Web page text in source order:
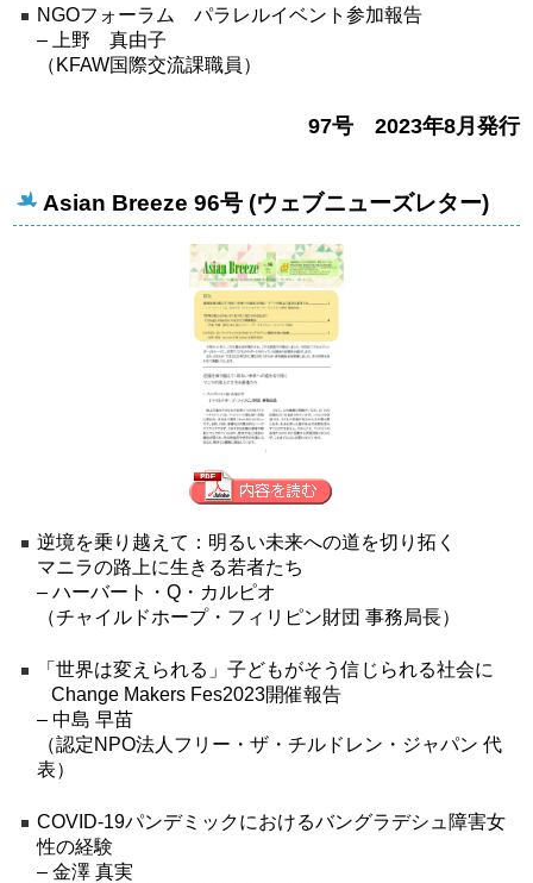
NGOフォーラム パラレルイベント参加報告
– 上野 真由子
（KFAW国際交流課職員）
97号 2023年8月発行
Asian Breeze 96号 (ウェブニューズレター)
逆境を乗り越えて：明るい未来への道を切り拓く
マニラの路上に生きる若者たち
– ハーバート・Q・カルピオ
（チャイルドホープ・フィリピン財団 事務局長）
「世界は変えられる」子どもがそう信じられる社会に
Change Makers Fes2023開催報告
– 中島 早苗
（認定NPO法人フリー・ザ・チルドレン・ジャパン 代
表）
COVID-19パンデミックにおけるバングラデシュ障害女
性の経験
– 金澤 真実